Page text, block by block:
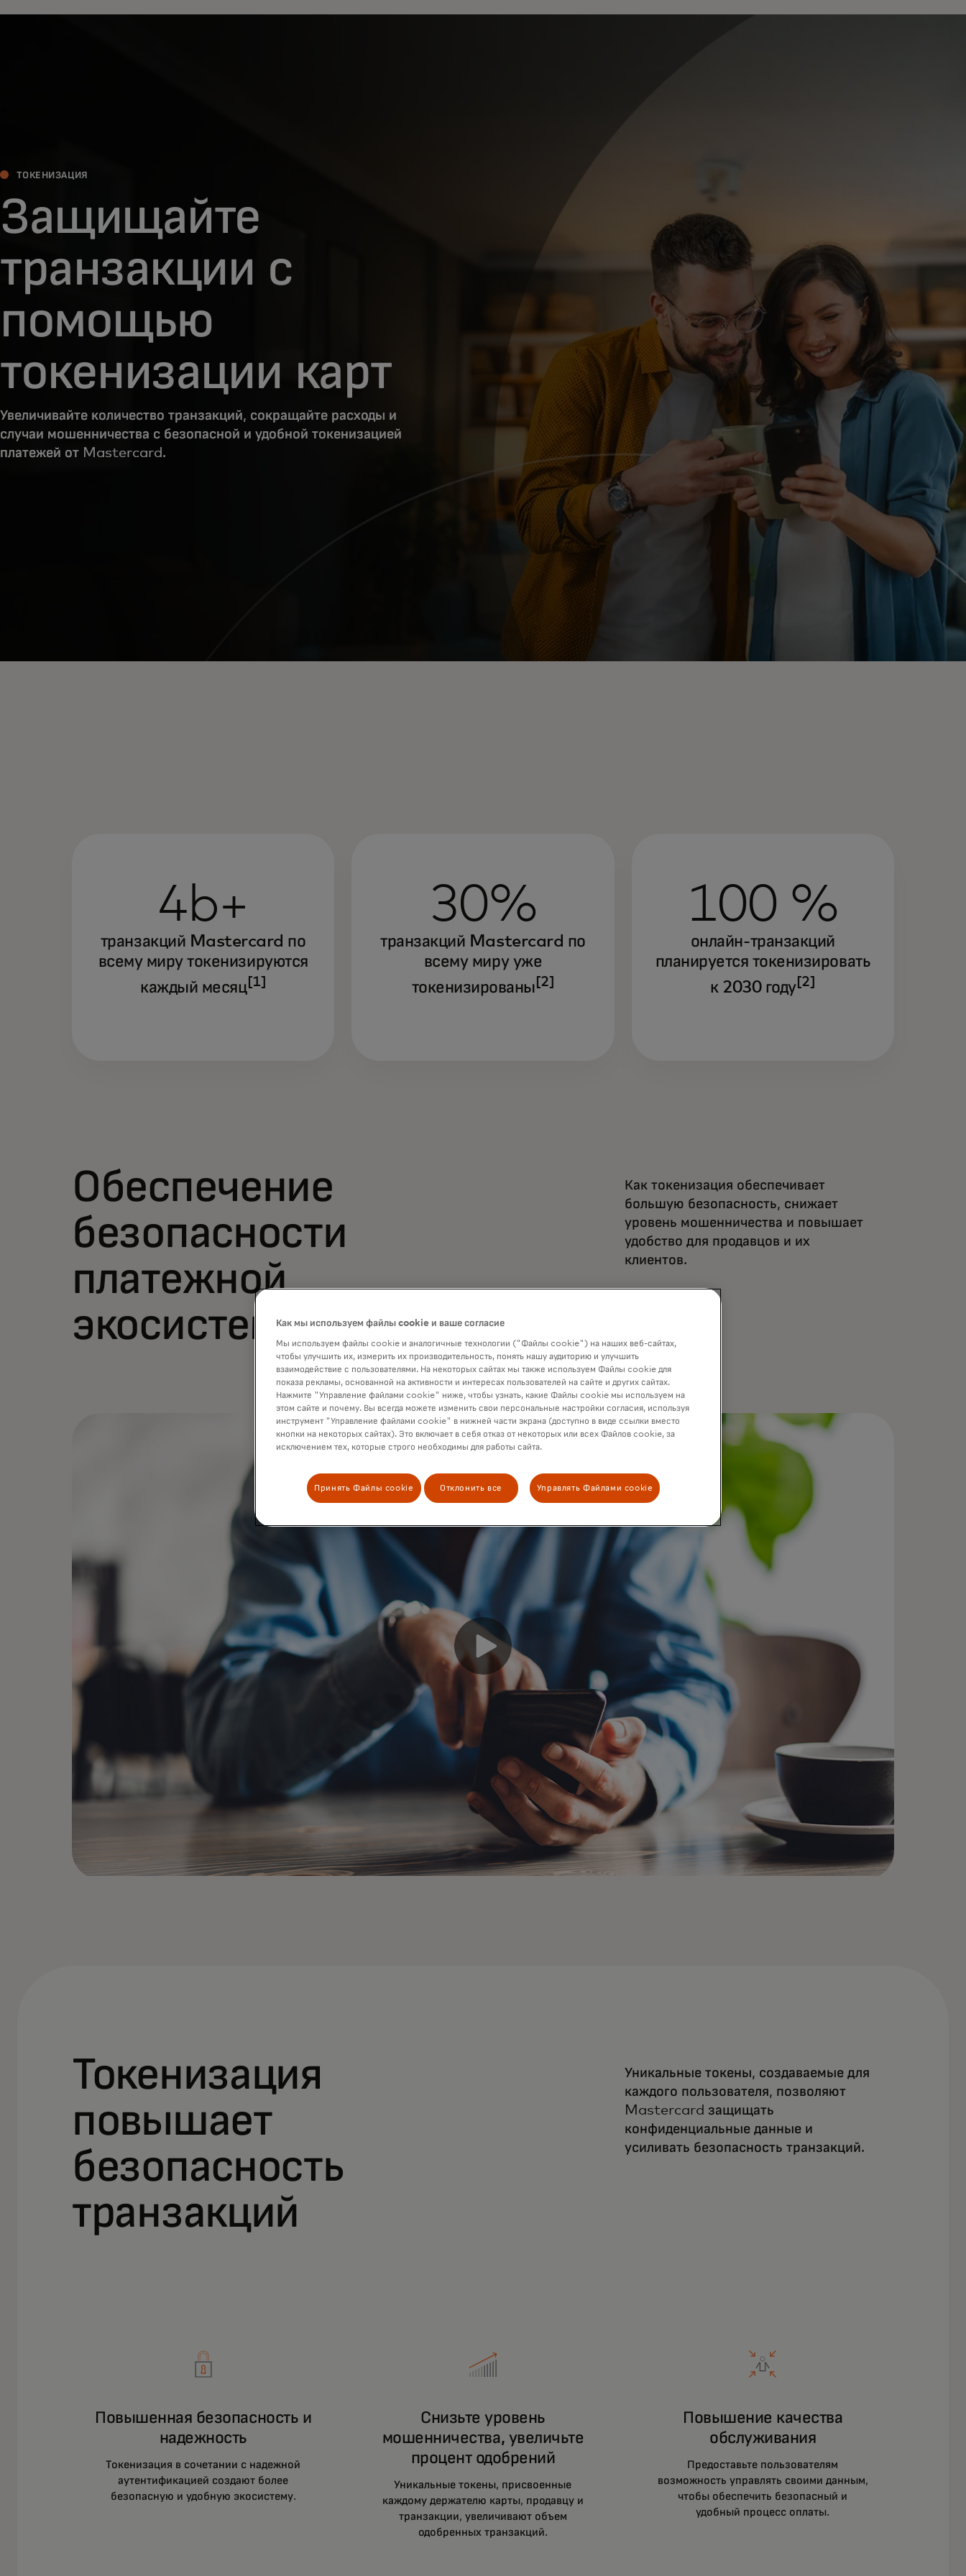
ТОКЕНИЗАЦИЯ
Защищайте
транзакции с
помощью
токенизации карт
Увеличивайте количество транзакций, сокращайте расходы и
случаи мошенничества с безопасной и удобной токенизацией
платежей от Mastercard.
4b+
транзакций Mastercard по
всему миру токенизируются
каждый месяц [1]
30%
транзакций Mastercard по
всему миру уже
токенизированы [2]
100 %
онлайн-транзакций
планируется токенизировать
к 2030 году[2]
Обеспечение
безопасности
платежной
экосистемы
Как токенизация обеспечивает
большую безопасность, снижает
уровень мошенничества и повышает
удобство для продавцов и их
клиентов.
Токенизация
повышает
безопасность
транзакций
Уникальные токены, создаваемые для
каждого пользователя, позволяют
Mastercard защищать
конфиденциальные данные и
усиливать безопасность транзакций.
Повышенная безопасность и
надежность
Токенизация в сочетании с надежной
аутентификацией создают более
безопасную и удобную экосистему.
Снизьте уровень
мошенничества, увеличьте
процент одобрений
Уникальные токены, присвоенные
каждому держателю карты, продавцу и
транзакции, увеличивают объем
одобренных транзакций.
Повышение качества
обслуживания
Предоставьте пользователям
возможность управлять своими данным,
чтобы обеспечить безопасный и
удобный процесс оплаты.
Как мы используем файлы cookie и ваше согласие
Мы используем файлы cookie и аналогичные технологии ("Файлы cookie") на наших веб-сайтах,
чтобы улучшить их, измерить их производительность, понять нашу аудиторию и улучшить
взаимодействие с пользователями. На некоторых сайтах мы также используем Файлы cookie для
показа рекламы, основанной на активности и интересах пользователей на сайте и других сайтах.
Нажмите "Управление файлами cookie" ниже, чтобы узнать, какие Файлы cookie мы используем на
этом сайте и почему. Вы всегда можете изменить свои персональные настройки согласия, используя
инструмент "Управление файлами cookie" в нижней части экрана (доступно в виде ссылки вместо
кнопки на некоторых сайтах). Это включает в себя отказ от некоторых или всех Файлов cookie, за
исключением тех, которые строго необходимы для работы сайта.
Принять Файлы cookie Отклонить все Управлять Файлами cookie